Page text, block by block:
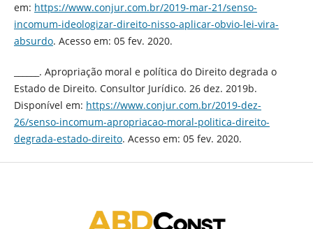
em: https://www.conjur.com.br/2019-mar-21/senso-
incomum-ideologizar-direito-nisso-aplicar-obvio-lei-vira-
absurdo. Acesso em: 05 fev. 2020.
______. Apropriação moral e política do Direito degrada o
Estado de Direito. Consultor Jurídico. 26 dez. 2019b.
Disponível em: https://www.conjur.com.br/2019-dez-
26/senso-incomum-apropriacao-moral-politica-direito-
degrada-estado-direito. Acesso em: 05 fev. 2020.